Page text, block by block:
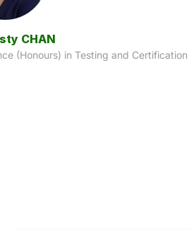
of Science (Honours) in Food Science